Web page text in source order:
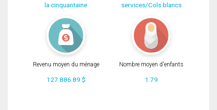
la cinquantaine
services/Cols blancs
Revenu moyen du ménage
127 886.89 $
Nombre moyen d'enfants
1.79